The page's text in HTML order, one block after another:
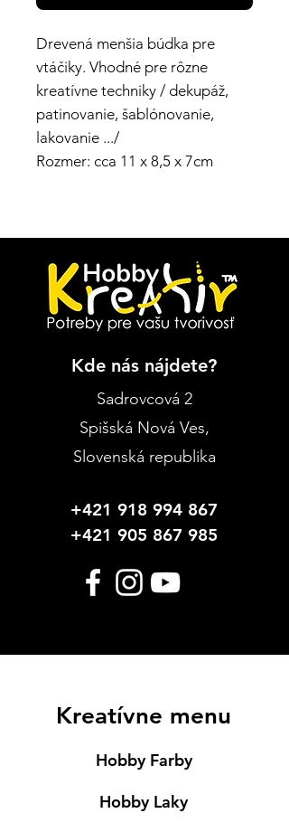
Drevená menšia búdka pre
vtáčiky. Vhodné pre rôzne
kreatívne techniky / dekupáž,
patinovanie, šablónovanie,
lakovanie .../
Rozmer: cca 11 x 8,5 x 7cm
Kde nás nájdete?
Sadrovcová 2
Spišská Nová Ves,
Slovenská republika
+421 918 994 867
+421 905 867 985
Kreatívne menu
Hobby Farby
Hobby Laky